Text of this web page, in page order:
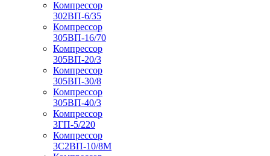
Компрессор
302ВП-6/35
Компрессор
305ВП-16/70
Компрессор
305ВП-20/3
Компрессор
305ВП-30/8
Компрессор
305ВП-40/3
Компрессор
3ГП-5/220
Компрессор
3С2ВП-10/8М